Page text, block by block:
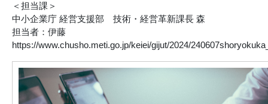
＜担当課＞
中小企業庁 経営支援部 技術・経営革新課長 森
担当者：伊藤
https://www.chusho.meti.go.jp/keiei/gijut/2024/